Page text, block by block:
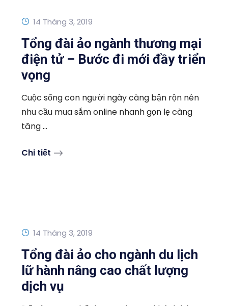
14 Tháng 3, 2019
Tổng đài ảo ngành thương mại
điện tử – Bước đi mới đầy triển
vọng
Cuộc sống con người ngày càng bận rộn nên
nhu cầu mua sắm online nhanh gọn lẹ càng
tăng ...
Chi tiết
14 Tháng 3, 2019
Tổng đài ảo cho ngành du lịch
lữ hành nâng cao chất lượng
dịch vụ